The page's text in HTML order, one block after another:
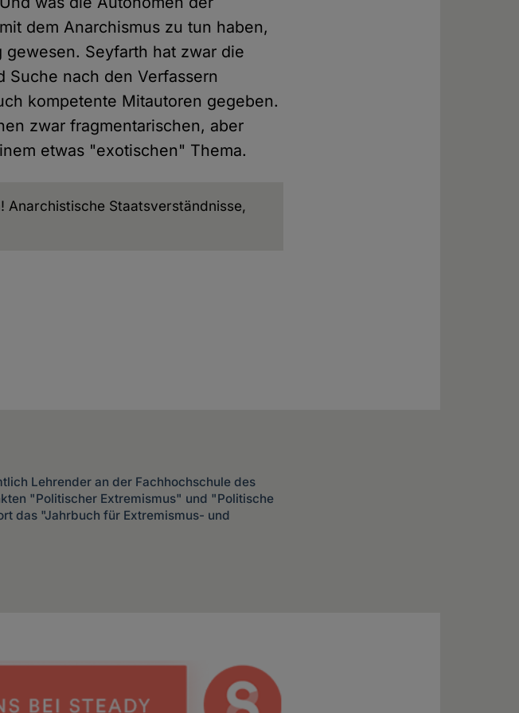
dem Anarchismus zu tun haben,
Seyfarth hat zwar die
Suche nach den Verfassern
kompetente Mitautoren gegeben.
zwar fragmentarischen, aber
etwas "exotischen" Thema.
Anarchistische Staatsverständnisse,
Lehrender an der Fachhochschule des
"Politischer Extremismus" und "Politische
das "Jahrbuch für Extremismus- und